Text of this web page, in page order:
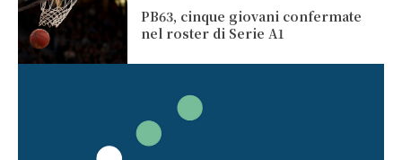
PB63, cinque giovani confermate
nel roster di Serie A1